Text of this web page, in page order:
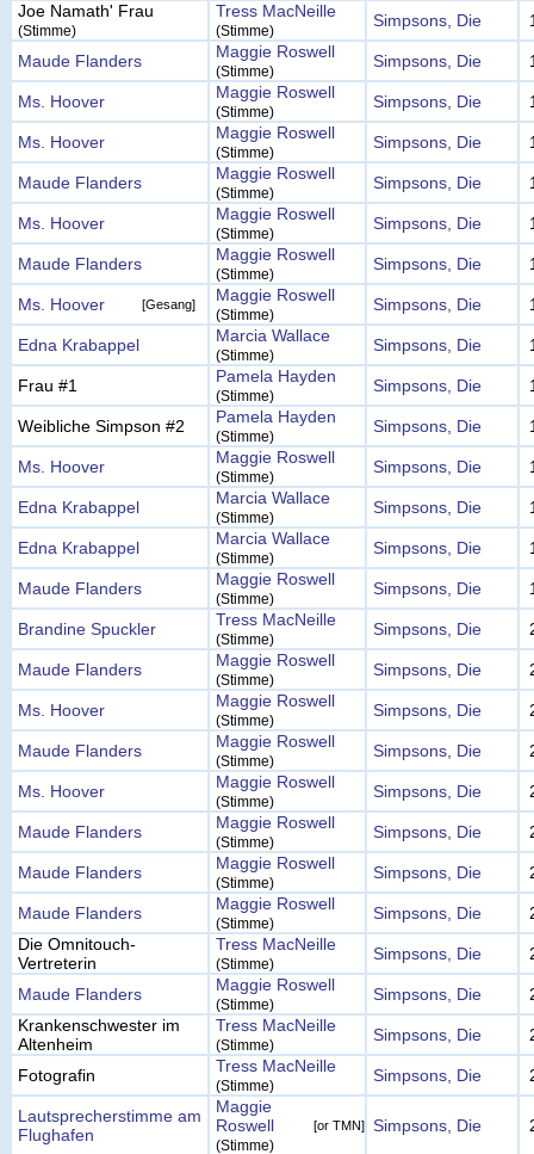
Joe Namath' Frau
(Stimme)
Tress MacNeille
(Stimme)
Simpsons, Die
Maude Flanders Maggie Roswell
(Stimme)
Simpsons, Die
Ms. Hoover Maggie Roswell
(Stimme)
Simpsons, Die
Ms. Hoover Maggie Roswell
(Stimme)
Simpsons, Die
Maude Flanders Maggie Roswell
(Stimme)
Simpsons, Die
Ms. Hoover Maggie Roswell
(Stimme)
Simpsons, Die
Maude Flanders Maggie Roswell
(Stimme)
Simpsons, Die
Ms. Hoover [Gesang] Maggie Roswell
(Stimme)
Simpsons, Die
Edna Krabappel Marcia Wallace
(Stimme)
Simpsons, Die
Frau #1 Pamela Hayden
(Stimme)
Simpsons, Die
Weibliche Simpson #2 Pamela Hayden
(Stimme)
Simpsons, Die
Ms. Hoover Maggie Roswell
(Stimme)
Simpsons, Die
Edna Krabappel Marcia Wallace
(Stimme)
Simpsons, Die
Edna Krabappel Marcia Wallace
(Stimme)
Simpsons, Die
Maude Flanders Maggie Roswell
(Stimme)
Simpsons, Die
Brandine Spuckler Tress MacNeille
(Stimme)
Simpsons, Die
Maude Flanders Maggie Roswell
(Stimme)
Simpsons, Die
Ms. Hoover Maggie Roswell
(Stimme)
Simpsons, Die
Maude Flanders Maggie Roswell
(Stimme)
Simpsons, Die
Ms. Hoover Maggie Roswell
(Stimme)
Simpsons, Die
Maude Flanders Maggie Roswell
(Stimme)
Simpsons, Die
Maude Flanders Maggie Roswell
(Stimme)
Simpsons, Die
Maude Flanders Maggie Roswell
(Stimme)
Simpsons, Die
Die Omnitouch-
Vertreterin
Tress MacNeille
(Stimme)
Simpsons, Die
Maude Flanders Maggie Roswell
(Stimme)
Simpsons, Die
Krankenschwester im
Altenheim
Tress MacNeille
(Stimme)
Simpsons, Die
Fotografin Tress MacNeille
(Stimme)
Simpsons, Die
Lautsprecherstimme am
Flughafen
Maggie
Roswell
(Stimme)
[or TMN] Simpsons, Die